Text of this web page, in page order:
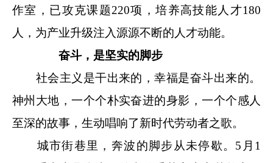
作室，已攻克课题220项，培养高技能人才180
人，为产业升级注入源源不断的人才动能。
奋斗，是坚实的脚步
社会主义是干出来的，幸福是奋斗出来的。
神州大地，一个个朴实奋进的身影，一个个感人
至深的故事，生动唱响了新时代劳动者之歌。
城市街巷里，奔波的脚步从未停歇。5月1